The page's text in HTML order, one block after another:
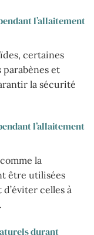
l’allaitement
certaines
et
la sécurité
l’allaitement
la
être utilisées
celles à
durant